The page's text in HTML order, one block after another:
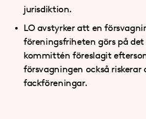
jurisdiktion.
LO avstyrker att en
föreningsfriheten görs på
kommittén föreslagit
försvagningen också riskerar
fackföreningar.